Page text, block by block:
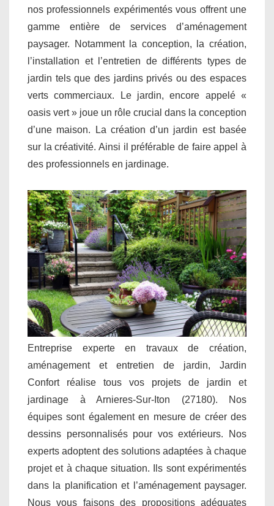
nos professionnels expérimentés vous offrent une
gamme entière de services d’aménagement
paysager. Notamment la conception, la création,
l’installation et l’entretien de différents types de
jardin tels que des jardins privés ou des espaces
verts commerciaux. Le jardin, encore appelé «
oasis vert » joue un rôle crucial dans la conception
d’une maison. La création d’un jardin est basée
sur la créativité. Ainsi il préférable de faire appel à
des professionnels en jardinage.
Entreprise experte en travaux de création,
aménagement et entretien de jardin, Jardin
Confort réalise tous vos projets de jardin et
jardinage à Arnieres-Sur-Iton (27180). Nos
équipes sont également en mesure de créer des
dessins personnalisés pour vos extérieurs. Nos
experts adoptent des solutions adaptées à chaque
projet et à chaque situation. Ils sont expérimentés
dans la planification et l’aménagement paysager.
Nous vous faisons des propositions adéquates